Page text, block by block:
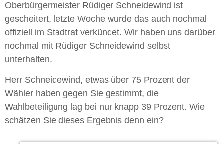
Oberbürgermeister Rüdiger Schneidewind ist
gescheitert, letzte Woche wurde das auch nochmal
offiziell im Stadtrat verkündet. Wir haben uns darüber
nochmal mit Rüdiger Schneidewind selbst
unterhalten.
Herr Schneidewind, etwas über 75 Prozent der
Wähler haben gegen Sie gestimmt, die
Wahlbeteiligung lag bei nur knapp 39 Prozent. Wie
schätzen Sie dieses Ergebnis denn ein?